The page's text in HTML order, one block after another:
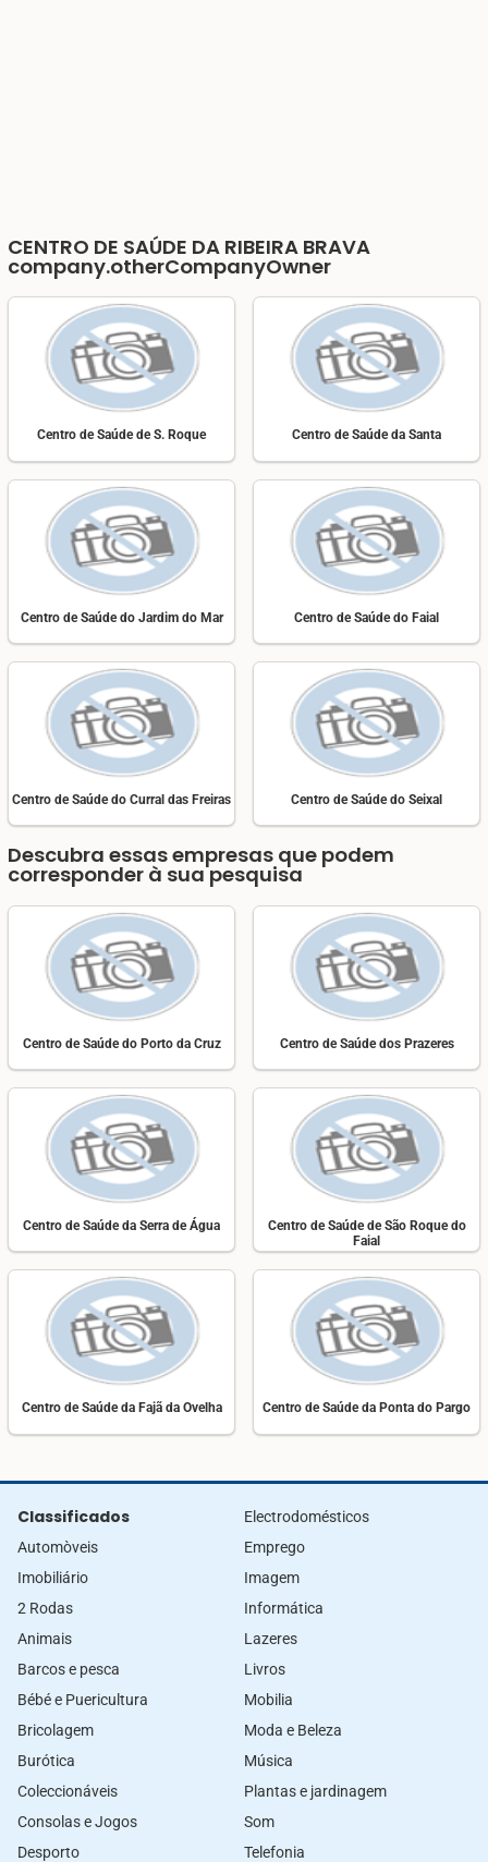
CENTRO DE SAÚDE DA RIBEIRA BRAVA
company.otherCompanyOwner
Centro de Saúde de S. Roque Centro de Saúde da Santa
Centro de Saúde do Jardim do Mar Centro de Saúde do Faial
Centro de Saúde do Curral das Freiras Centro de Saúde do Seixal
Descubra essas empresas que podem
corresponder à sua pesquisa
Centro de Saúde do Porto da Cruz Centro de Saúde dos Prazeres
Centro de Saúde da Serra de Água
Centro de Saúde de São Roque do
Faial
Centro de Saúde da Fajã da Ovelha Centro de Saúde da Ponta do Pargo
Classificados
Automòveis
Imobiliário
2 Rodas
Animais
Barcos e pesca
Bébé e Puericultura
Bricolagem
Burótica
Coleccionáveis
Consolas e Jogos
Desporto
Electrodomésticos
Emprego
Imagem
Informática
Lazeres
Livros
Mobilia
Moda e Beleza
Música
Plantas e jardinagem
Som
Telefonia